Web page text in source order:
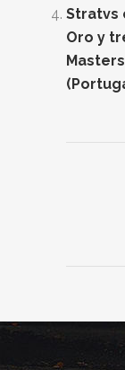
Stratvs
Oro y